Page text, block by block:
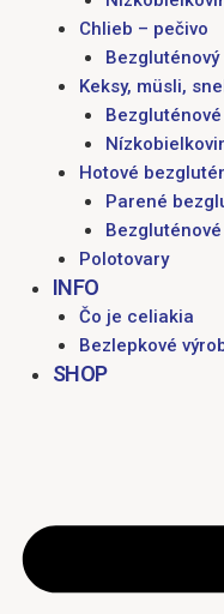
Chlieb – pečivo
Keksy, müsli,
Hotové
Parené
Polotovary
INFO
Čo je celiakia
Bezlepkové
SHOP